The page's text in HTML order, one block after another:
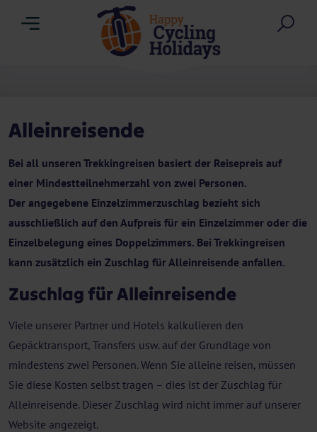
Alleinreisende
Bei all unseren Trekkingreisen basiert der Reisepreis auf
einer Mindestteilnehmerzahl von zwei Personen.
Der angegebene Einzelzimmerzuschlag bezieht sich
ausschließlich auf den Aufpreis für ein Einzelzimmer oder die
Einzelbelegung eines Doppelzimmers. Bei Trekkingreisen
kann zusätzlich ein Zuschlag für Alleinreisende anfallen.
Zuschlag für Alleinreisende
Viele unserer Partner und Hotels kalkulieren den
Gepäcktransport, Transfers usw. auf der Grundlage von
mindestens zwei Personen. Wenn Sie alleine reisen, müssen
Sie diese Kosten selbst tragen – dies ist der Zuschlag für
Alleinreisende. Dieser Zuschlag wird nicht immer auf unserer
Website angezeigt.